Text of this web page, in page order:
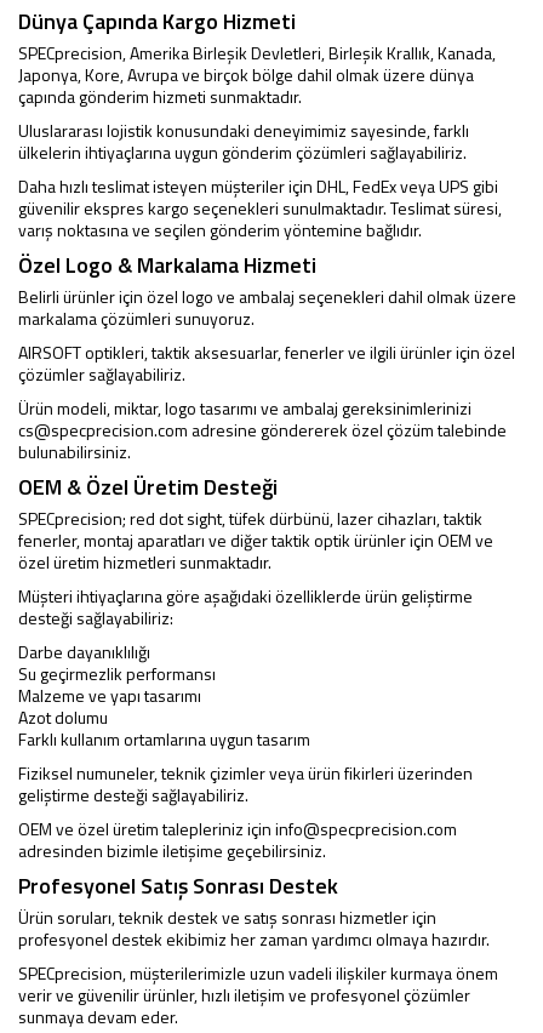
Dünya Çapında Kargo Hizmeti
SPECprecision, Amerika Birleşik Devletleri, Birleşik Krallık, Kanada,
Japonya, Kore, Avrupa ve birçok bölge dahil olmak üzere dünya
çapında gönderim hizmeti sunmaktadır.
Uluslararası lojistik konusundaki deneyimimiz sayesinde, farklı
ülkelerin ihtiyaçlarına uygun gönderim çözümleri sağlayabiliriz.
Daha hızlı teslimat isteyen müşteriler için DHL, FedEx veya UPS gibi
güvenilir ekspres kargo seçenekleri sunulmaktadır. Teslimat süresi,
varış noktasına ve seçilen gönderim yöntemine bağlıdır.
Özel Logo & Markalama Hizmeti
Belirli ürünler için özel logo ve ambalaj seçenekleri dahil olmak üzere
markalama çözümleri sunuyoruz.
AIRSOFT optikleri, taktik aksesuarlar, fenerler ve ilgili ürünler için özel
çözümler sağlayabiliriz.
Ürün modeli, miktar, logo tasarımı ve ambalaj gereksinimlerinizi
cs@specprecision.com adresine göndererek özel çözüm talebinde
bulunabilirsiniz.
OEM & Özel Üretim Desteği
SPECprecision; red dot sight, tüfek dürbünü, lazer cihazları, taktik
fenerler, montaj aparatları ve diğer taktik optik ürünler için OEM ve
özel üretim hizmetleri sunmaktadır.
Müşteri ihtiyaçlarına göre aşağıdaki özelliklerde ürün geliştirme
desteği sağlayabiliriz:
Darbe dayanıklılığı
Su geçirmezlik performansı
Malzeme ve yapı tasarımı
Azot dolumu
Farklı kullanım ortamlarına uygun tasarım
Fiziksel numuneler, teknik çizimler veya ürün fikirleri üzerinden
geliştirme desteği sağlayabiliriz.
OEM ve özel üretim talepleriniz içininfo@specprecision.com
adresinden bizimle iletişime geçebilirsiniz.
Profesyonel Satış Sonrası Destek
Ürün soruları, teknik destek ve satış sonrası hizmetler için
profesyonel destek ekibimiz her zaman yardımcı olmaya hazırdır.
SPECprecision, müşterilerimizle uzun vadeli ilişkiler kurmaya önem
verir ve güvenilir ürünler, hızlı iletişim ve profesyonel çözümler
sunmaya devam eder.